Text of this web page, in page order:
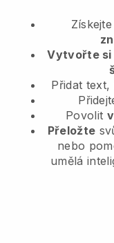
Vytvořte si
Přidat
Povolit
Přeložte
nebo
umělá